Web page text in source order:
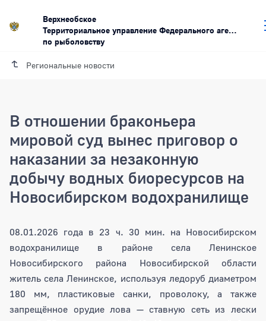
Верхнеобское
Территориальное управление Федерального агентства
по рыболовству
Региональные новости
В отношении браконьера
мировой суд вынес приговор о
наказании за незаконную
добычу водных биоресурсов на
Новосибирском водохранилище
В отношении браконьера мировой
08.01.2026 года в 23 ч. 30 мин. на Новосибирском
водохранилище в районе села Ленинское
Новосибирского района Новосибирской области
житель села Ленинское, используя ледоруб диаметром
180 мм, пластиковые санки, проволоку, а также
запрещённое орудие лова — ставную сеть из лески